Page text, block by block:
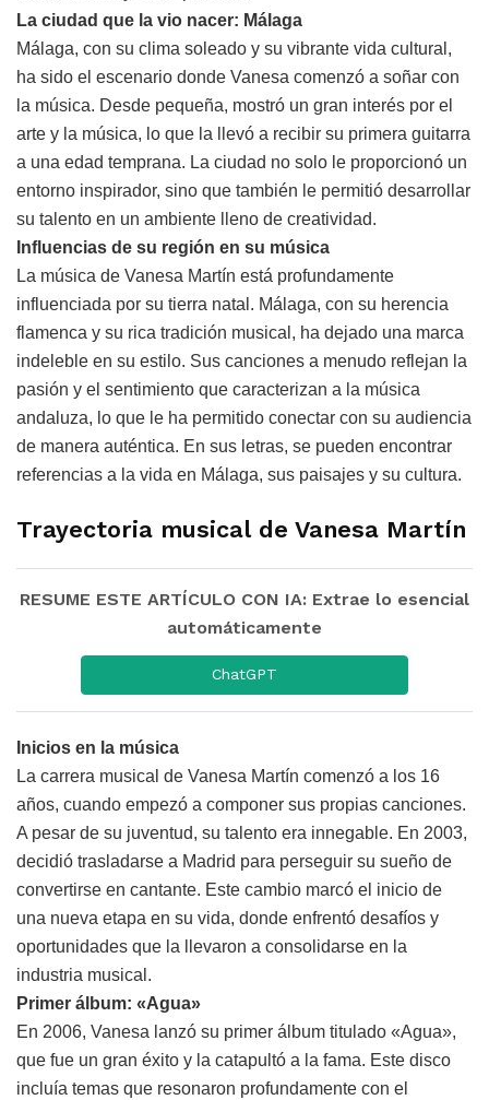
La ciudad que la vio nacer: Málaga
Málaga, con su clima soleado y su vibrante vida cultural,
ha sido el escenario donde Vanesa comenzó a soñar con
la música. Desde pequeña, mostró un gran interés por el
arte y la música, lo que la llevó a recibir su primera guitarra
a una edad temprana. La ciudad no solo le proporcionó un
entorno inspirador, sino que también le permitió desarrollar
su talento en un ambiente lleno de creatividad.
Influencias de su región en su música
La música de Vanesa Martín está profundamente
influenciada por su tierra natal. Málaga, con su herencia
flamenca y su rica tradición musical, ha dejado una marca
indeleble en su estilo. Sus canciones a menudo reflejan la
pasión y el sentimiento que caracterizan a la música
andaluza, lo que le ha permitido conectar con su audiencia
de manera auténtica. En sus letras, se pueden encontrar
referencias a la vida en Málaga, sus paisajes y su cultura.
Trayectoria musical de Vanesa Martín
RESUME ESTE ARTÍCULO CON IA: Extrae lo esencial
automáticamente
ChatGPT
Inicios en la música
La carrera musical de Vanesa Martín comenzó a los 16
años, cuando empezó a componer sus propias canciones.
A pesar de su juventud, su talento era innegable. En 2003,
decidió trasladarse a Madrid para perseguir su sueño de
convertirse en cantante. Este cambio marcó el inicio de
una nueva etapa en su vida, donde enfrentó desafíos y
oportunidades que la llevaron a consolidarse en la
industria musical.
Primer álbum: «Agua»
En 2006, Vanesa lanzó su primer álbum titulado «Agua»,
que fue un gran éxito y la catapultó a la fama. Este disco
incluía temas que resonaron profundamente con el